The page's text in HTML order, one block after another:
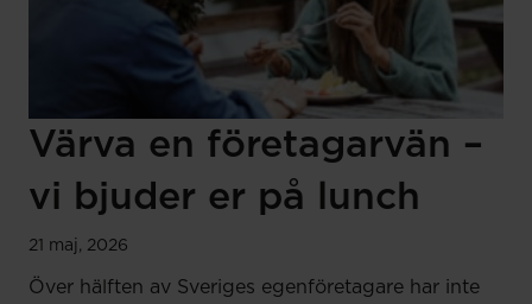
Värva en företagarvän –
vi bjuder er på lunch
21 maj, 2026
Över hälften av Sveriges egenföretagare har inte